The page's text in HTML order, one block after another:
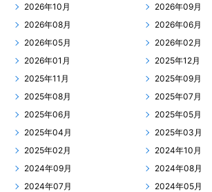
2026年10月
2026年09月
2026年08月
2026年06月
2026年05月
2026年02月
2026年01月
2025年12月
2025年11月
2025年09月
2025年08月
2025年07月
2025年06月
2025年05月
2025年04月
2025年03月
2025年02月
2024年10月
2024年09月
2024年08月
2024年07月
2024年05月